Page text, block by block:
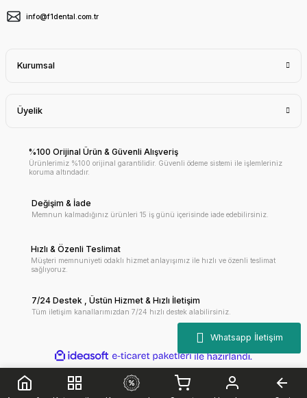
info@f1dental.com.tr
Kurumsal
Üyelik
%100 Orijinal Ürün & Güvenli Alışveriş
Ürünlerimiz %100 orijinal garantilidir. Güvenli ödeme sistemi ile işlemleriniz
koruma altındadır.
Değişim & İade
Memnun kalmadığınız ürünleri 15 iş günü içerisinde iade edebilirsiniz.
Hızlı & Özenli Teslimat
Müşteri memnuniyeti odaklı hizmet anlayışımız ile hızlı ve özenli teslimat
sağlıyoruz.
7/24 Destek , Üstün Hizmet & Hızlı İletişim
Tüm iletişim kanallarımızdan 7/24 hızlı destek alabilirsiniz.
ideasoft
e-
ticaret
ile
hazırlandı.